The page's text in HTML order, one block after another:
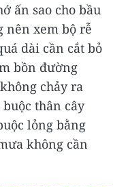
ấn sao cho bầu
nên xem bộ rễ
dài cần cắt bỏ
bồn đường
chảy ra
thân cây
lỏng bằng
không cần